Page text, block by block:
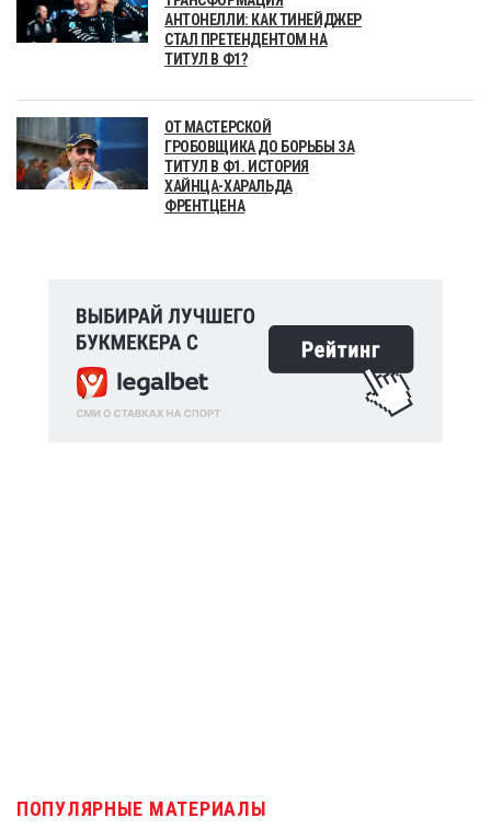
АНТОНЕЛЛИ: КАК ТИНЕЙДЖЕР
СТАЛ ПРЕТЕНДЕНТОМ НА
ТИТУЛ В Ф1?
ОТ МАСТЕРСКОЙ
ГРОБОВЩИКА ДО БОРЬБЫ ЗА
ТИТУЛ В Ф1. ИСТОРИЯ
ХАЙНЦА-ХАРАЛЬДА
ФРЕНТЦЕНА
ПОПУЛЯРНЫЕ МАТЕРИАЛЫ